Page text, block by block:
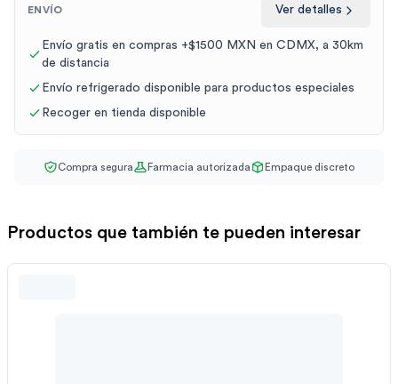
ENVÍO Ver detalles
Envío gratis en compras +$1500 MXN en CDMX, a 30km
de distancia
Envío refrigerado disponible para productos especiales
Recoger en tienda disponible
Compra segura Farmacia autorizada Empaque discreto
Productos que también te pueden interesar